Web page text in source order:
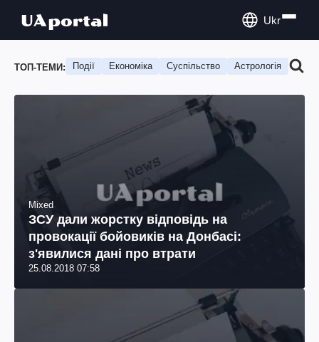
Ukr
ТОП-ТЕМИ: Події Економіка Суспільство Астрологія
Mixed
ЗСУ дали жорстку відповідь на
провокації бойовиків на Донбасі:
з'явилися дані про втрати
25.08.2018 07:58